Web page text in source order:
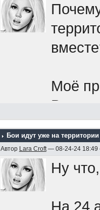
Моё
Всу
бы:в
как
будь
Бои идут уже на
Автор Lara Croft— 08-24-24 18:49
Ну
На 24